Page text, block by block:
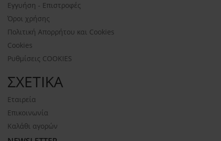
Εγγυήση - Επιστροφές
Όροι χρήσης
Πολιτική Απορρήτου και Cookies
Cookies
Ρυθμίσεις COOKIES
ΣΧΕΤΙΚΑ
Εταιρεία
Επικοινωνία
Καλάθι αγορών